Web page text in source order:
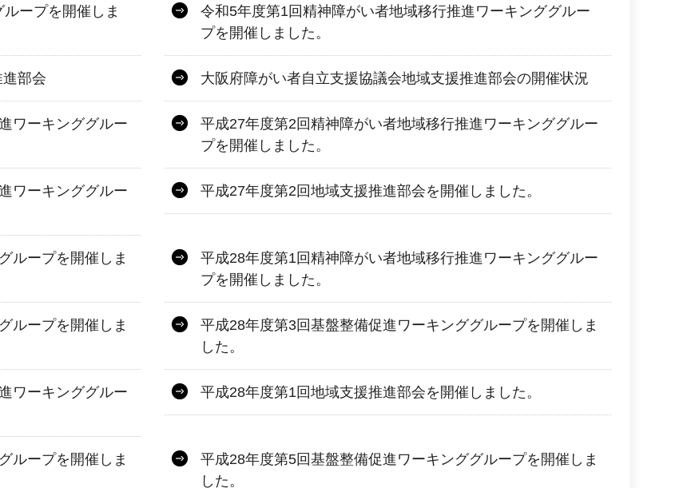
ープを開催しま
令和5年度第1回精神障がい者地域移行推進ワーキンググルー
プを開催しました。
部会 大阪府障がい者自立支援協議会地域支援推進部会の開催状況
ワーキンググルー
平成27年度第2回精神障がい者地域移行推進ワーキンググルー
プを開催しました。
ワーキンググルー
平成27年度第2回地域支援推進部会を開催しました。
ループを開催しま
平成28年度第1回精神障がい者地域移行推進ワーキンググルー
プを開催しました。
ループを開催しま
平成28年度第3回基盤整備促進ワーキンググループを開催しま
した。
ワーキンググルー
平成28年度第1回地域支援推進部会を開催しました。
ループを開催しま
平成28年度第5回基盤整備促進ワーキンググループを開催しま
した。